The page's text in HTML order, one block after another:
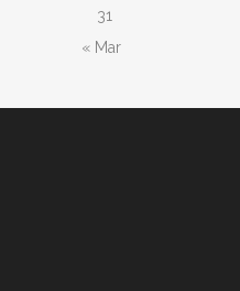
31
« Mar